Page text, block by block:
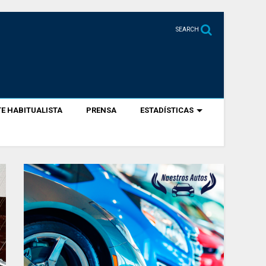
SEARCH
HABITUALISTA PRENSA ESTADÍSTICAS